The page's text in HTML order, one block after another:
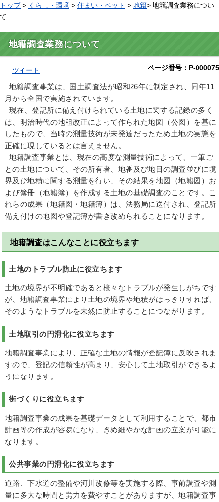
トップ> くらし・環境 > 住まい・ペット > 地籍> 地籍調査業務につい
て
地籍調査業務について
ページ番号：P-000075
ツイート
地籍調査事業は、国土調査法が昭和26年に制定され、同年11
月から全国で実施されています。
現在、登記所に備え付けられている土地に関する記録の多く
は、明治時代の地租改正によって作られた地図（公図）を基に
したもので、当時の測量技術が未発達だったため土地の実態を
正確に現しているとは言えません。
地籍調査事業とは、現在の高度な測量技術によって、一筆ご
との土地について、その所有者、地番及び地目の調査並びに境
界及び地積に関する測量を行い、その結果を地図（地籍図）お
よび簿冊（地籍簿）を作成する土地の基礎調査のことです。こ
れらの成果（地籍図・地籍簿）は、法務局に送付され、登記所
備え付けの地図や登記簿が書き改められることになります。
地籍調査はこんなことに役立ちます
土地のトラブル防止に役立ちます
土地の境界が不明確であると様々なトラブルが発生しがちです
が、地籍調査事業により土地の境界や地積がはっきりすれば、
そのようなトラブルを未然に防止することにつながります。
土地取引の円滑化に役立ちます
地籍調査事業により、正確な土地の情報が登記簿に反映されま
すので、登記の信頼性が高まり、安心して土地取引ができるよ
うになります。
街づくりに役立ちます
地籍調査事業の成果を基礎データとして利用することで、都市
計画等の作成が容易になり、きめ細やかな計画の立案が可能に
なります。
公共事業の円滑化に役立ちます
道路、下水道の整備や河川改修等を実施する際、事前調査や測
量に多大な時間と労力を費やすことがありますが、地籍調査事